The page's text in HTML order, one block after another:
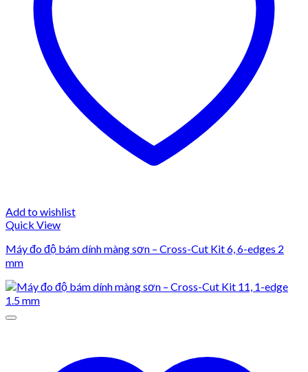
Add to wishlist
Quick View
Máy đo độ bám dính màng sơn – Cross-Cut Kit 6, 6-edges 2
mm